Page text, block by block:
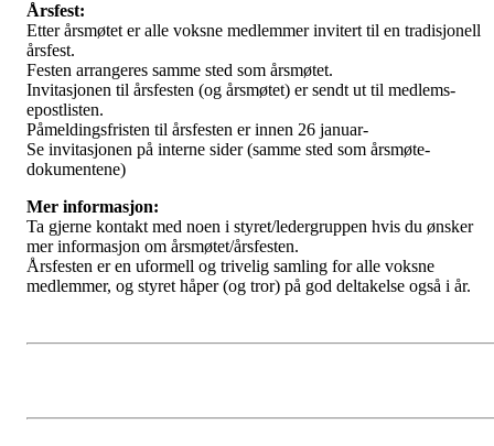
Årsfest:
Etter årsmøtet er alle voksne medlemmer invitert til en tradisjonell
årsfest.
Festen arrangeres samme sted som årsmøtet.
Invitasjonen til årsfesten (og årsmøtet) er sendt ut til medlems-
epostlisten.
Påmeldingsfristen til årsfesten er innen 26 januar-
Se invitasjonen på interne sider (samme sted som årsmøte-
dokumentene)
Mer informasjon:
Ta gjerne kontakt med noen i styret/ledergruppen hvis du ønsker
mer informasjon om årsmøtet/årsfesten.
Årsfesten er en uformell og trivelig samling for alle voksne
medlemmer, og styret håper (og tror) på god deltakelse også i år.